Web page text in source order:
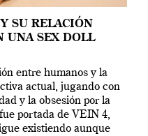
SU RELACIÓN
UNA SEX DOLL
entre humanos y la
actual, jugando con
y la obsesión por la
portada de VEIN 4,
existiendo aunque